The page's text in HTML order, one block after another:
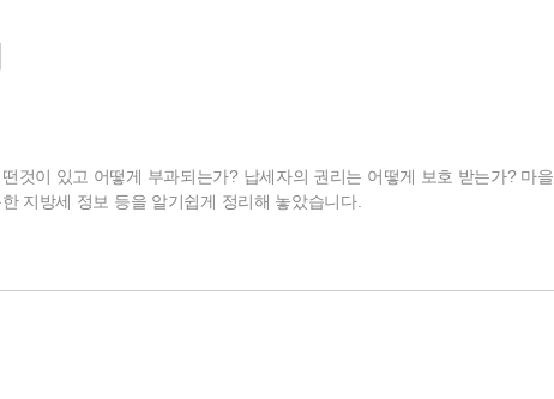
것이 있고 어떻게 부과되는가? 납세자의 권리는 어떻게 보호 받는가? 마
지방세 정보 등을 알기쉽게 정리해 놓았습니다.